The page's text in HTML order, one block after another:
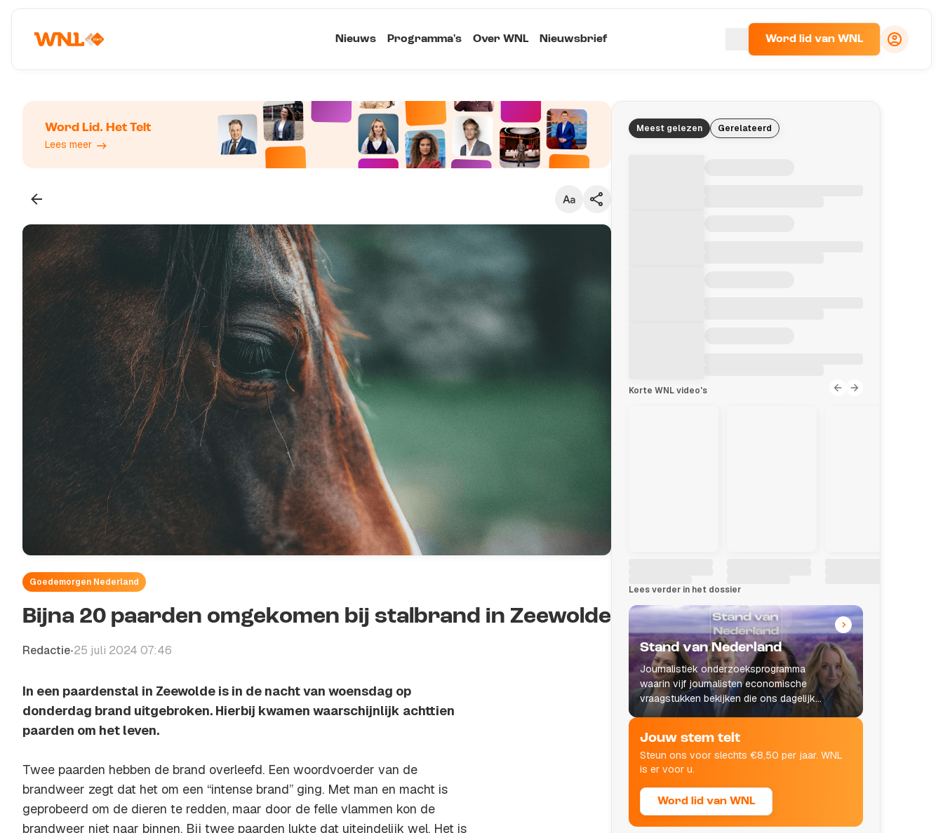
Nieuws Programma's Over WNL Nieuwsbrief Word lid van WNL
Word Lid. Het Telt
Lees meer
Goedemorgen Nederland
Bijna 20 paarden omgekomen bij stalbrand in Zeewolde
Redactie•25 juli 2024 07:46
In een paardenstal in Zeewolde is in de nacht van woensdag op
donderdag brand uitgebroken. Hierbij kwamen waarschijnlijk achttien
paarden om het leven.
Twee paarden hebben de brand overleefd. Een woordvoerder van de
brandweer zegt dat het om een “intense brand” ging. Met man en macht is
geprobeerd om de dieren te redden, maar door de felle vlammen kon de
brandweer niet naar binnen. Bij twee paarden lukte dat uiteindelijk wel. Het is
Meest gelezen Gerelateerd
Korte WNL video's
Lees verder in het dossier
Stand van Nederland
Journalistiek onderzoeksprogramma
waarin vijf journalisten economische
vraagstukken bekijken die ons dagelijks
leven raken.
Jouw stem telt
Steun ons voor slechts €8,50 per jaar. WNL
is er voor u.
Word lid van WNL